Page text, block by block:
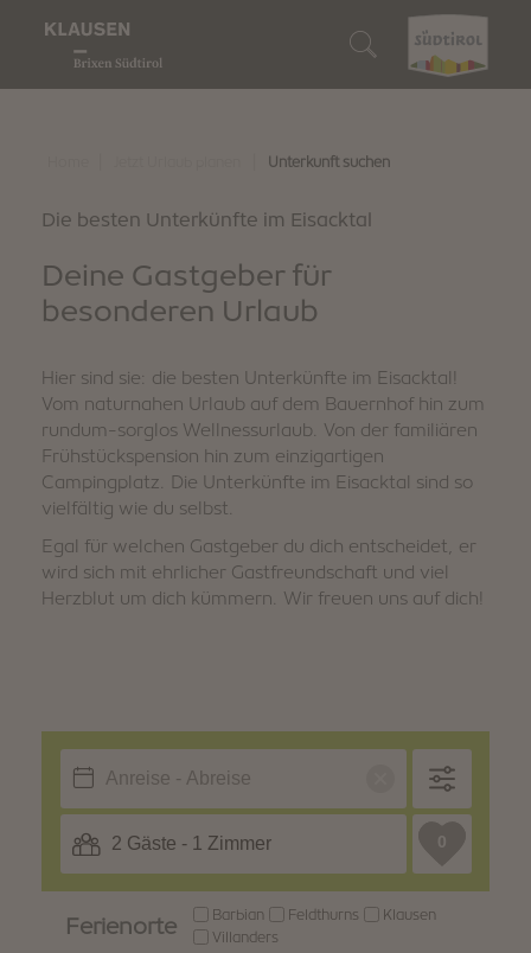
Genussregion
Wer wir sind
Barbian
Feldthurns
Wir sind nachhaltig
Wein & Kulinarik
Unsere Gastbetriebe
Törggelen
Unsere Winzer
Genussevents
Naturerlebnis
Unser Almengebiet
Genussvoll wandern
Biken
Skifahren
Wintergaudi
WINTER SOMMER
Entdecken
Events
Familienspaß
Traditionen & Bräuche
Shopping & Märkte
Stories
Unterkunft buchen
So erreichst du uns
Südtirol Guest Pass
Downloads
Webcam & 360° Tour
Wetter
Urlaubspakete
Unterkunft suchen
Die besten Unterkünfte im Eisacktal
Deine Gastgeber für
besonderen Urlaub
Hier sind sie: die besten Unterkünfte im Eisacktal!
Vom naturnahen Urlaub auf dem Bauernhof hin zum
rundum-sorglos Wellnessurlaub. Von der familiären
Frühstückspension hin zum einzigartigen
Campingplatz. Die Unterkünfte im Eisacktal sind so
vielfältig wie du selbst.
Egal für welchen Gastgeber du dich entscheidet, er
wird sich mit ehrlicher Gastfreundschaft und viel
Herzblut um dich kümmern. Wir freuen uns auf dich!